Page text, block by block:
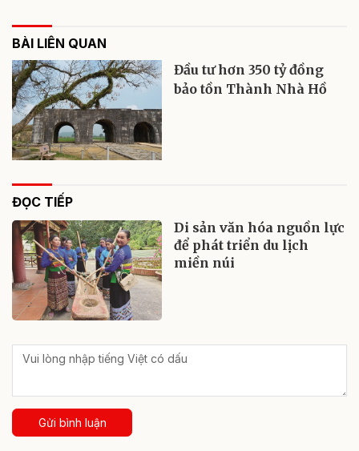
BÀI LIÊN QUAN
Đầu tư hơn 350 tỷ đồng
bảo tồn Thành Nhà Hồ
ĐỌC TIẾP
Di sản văn hóa nguồn lực
để phát triển du lịch
miền núi
Gửi bình luận